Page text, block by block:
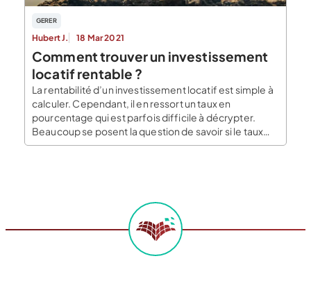
GERER
Hubert J. 18 Mar 2021
Comment trouver un investissement
locatif rentable ?
La rentabilité d’un investissement locatif est simple à
calculer. Cependant, il en ressort un taux en
pourcentage qui est parfois difficile à décrypter.
Beaucoup se posent la question de savoir si le taux
qu’ils obtiennent est suffisant pour effectuer leur